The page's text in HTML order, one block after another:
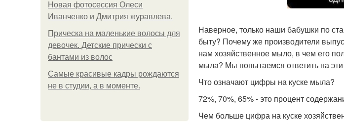
Новая фотосессия Олеси
Иванченко и Дмитрия журавлева.
Прическа на маленькие волосы для
девочек. Детские прически с
бантами из волос
Самые красивые кадры рождаются
не в студии, а в моменте.
Наверное, только наши бабушки по
быту? Почему же производители
нам хозяйственное мыло, в чем его
мыла? Мы попытаемся ответить на
Что означают цифры на куске мыла?
72%, 70%, 65% - это процент
Чем больше цифра на куске